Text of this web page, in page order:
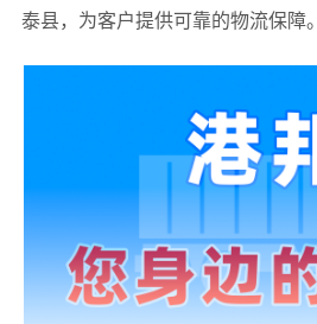
泰县，为客户提供可靠的物流保障。